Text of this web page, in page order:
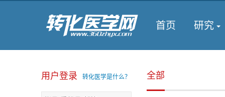
首页 研究
用户登录 转化医学是什么？ 全部